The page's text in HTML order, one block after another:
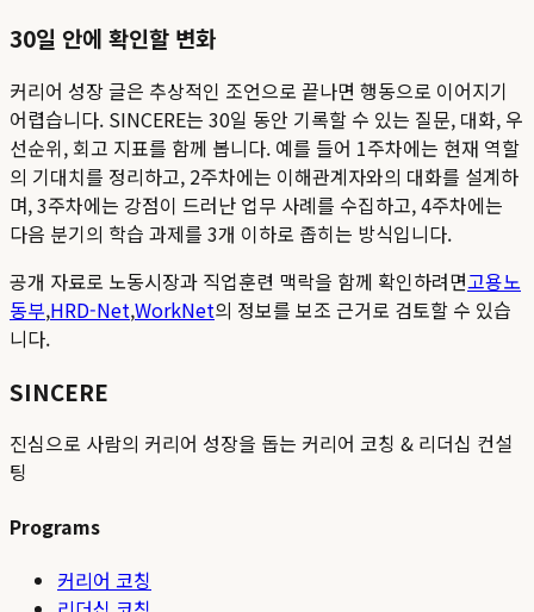
30일 안에 확인할 변화
커리어 성장 글은 추상적인 조언으로 끝나면 행동으로 이어지기
어렵습니다. SINCERE는 30일 동안 기록할 수 있는 질문, 대화, 우
선순위, 회고 지표를 함께 봅니다. 예를 들어 1주차에는 현재 역할
의 기대치를 정리하고, 2주차에는 이해관계자와의 대화를 설계하
며, 3주차에는 강점이 드러난 업무 사례를 수집하고, 4주차에는
다음 분기의 학습 과제를 3개 이하로 좁히는 방식입니다.
공개 자료로 노동시장과 직업훈련 맥락을 함께 확인하려면고용노
동부,HRD-Net,WorkNet의 정보를 보조 근거로 검토할 수 있습
니다.
SINCERE
진심으로 사람의 커리어 성장을 돕는 커리어 코칭 & 리더십 컨설
팅
Programs
커리어 코칭